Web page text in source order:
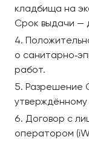
кладбища на
Срок выдачи —
о
работ.
Разрешение
Договор с
оператором